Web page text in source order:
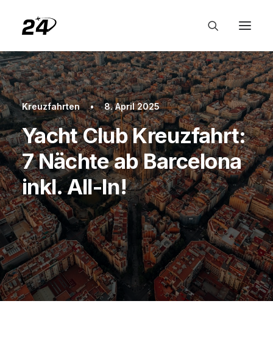
Kreuzfahrten • 8. April 2025
Yacht Club Kreuzfahrt:
7 Nächte ab Barcelona
inkl. All-In!